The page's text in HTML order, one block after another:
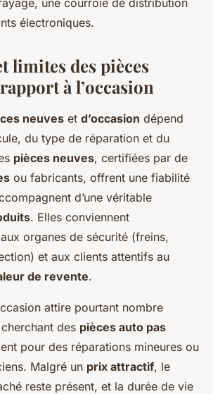
électroniques.
limites des pièces
à l’occasion
neuves et d’occasion dépend
du type de réparation et du
pièces neuves, certifiées par de
ou fabricants, offrent une fiabilité
d’une véritable
. Elles conviennent
organes de sécurité (freins,
et aux clients attentifs au
de revente.
attire pourtant nombre
des pièces auto pas
pour des réparations mineures ou
Malgré un prix attractif, le
reste présent, et la durée de vie